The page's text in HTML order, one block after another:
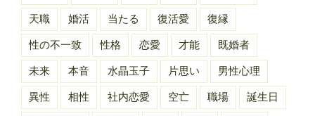
天職 婚活 当たる 復活愛 復縁
性の不一致 性格 恋愛 才能 既婚者
未来 本音 水晶玉子 片思い 男性心理
異性 相性 社内恋愛 空亡 職場 誕生日